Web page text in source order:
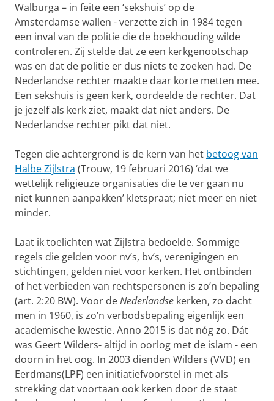
Walburga – in feite een ‘sekshuis’ op de
Amsterdamse wallen - verzette zich in 1984 tegen
een inval van de politie die de boekhouding wilde
controleren. Zij stelde dat ze een kerkgenootschap
was en dat de politie er dus niets te zoeken had. De
Nederlandse rechter maakte daar korte metten mee.
Een sekshuis is geen kerk, oordeelde de rechter. Dat
je jezelf als kerk ziet, maakt dat niet anders. De
Nederlandse rechter pikt dat niet.
Tegen die achtergrond is de kern van het betoog van
Halbe Zijlstra (Trouw, 19 februari 2016) ‘dat we
wettelijk religieuze organisaties die te ver gaan nu
niet kunnen aanpakken’ kletspraat; niet meer en niet
minder.
Laat ik toelichten wat Zijlstra bedoelde. Sommige
regels die gelden voor nv’s, bv’s, verenigingen en
stichtingen, gelden niet voor kerken. Het ontbinden
of het verbieden van rechtspersonen is zo’n bepaling
(art. 2:20 BW). Voor deNederlandse kerken, zo dacht
men in 1960, is zo’n verbodsbepaling eigenlijk een
academische kwestie. Anno 2015 is dat nóg zo. Dát
was Geert Wilders- altijd in oorlog met de islam - een
doorn in het oog. In 2003 dienden Wilders (VVD) en
Eerdmans(LPF) een initiatiefvoorstel in met als
strekking dat voortaan ook kerken door de staat